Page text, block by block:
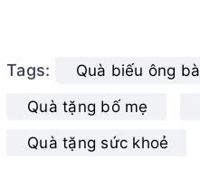
Tags: Quà biếu ông bà
Quà tặng bố mẹ
Quà tặng sức khoẻ